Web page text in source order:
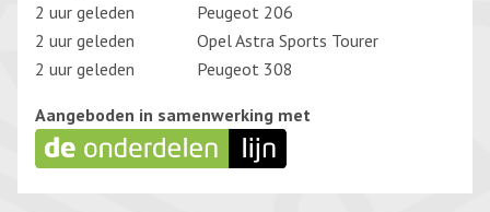
2 uur geleden
Peugeot 206
2 uur geleden
Opel Astra Sports Tourer
2 uur geleden
Peugeot 308
Aangeboden in samenwerking met